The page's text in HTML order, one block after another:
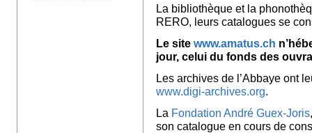
La bibliothèque et la
RERO, leurs catalogues se
Le site www.amatus.ch
jour, celui du fonds des
Les archives de l’Abbaye ont
www.digi-archives.org.
La Fondation André Guex-Joris
son catalogue en cours de